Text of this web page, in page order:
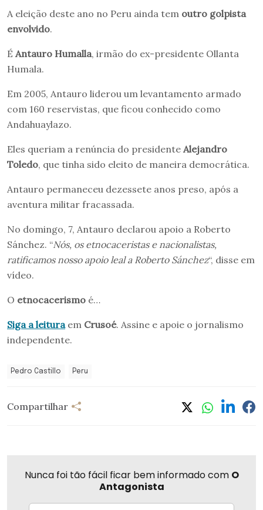
A eleição deste ano no Peru ainda tem outro golpista
envolvido.
É Antauro Humalla, irmão do ex-presidente Ollanta
Humala.
Em 2005, Antauro liderou um levantamento armado
com 160 reservistas, que ficou conhecido como
Andahuaylazo.
Eles queriam a renúncia do presidente Alejandro
Toledo, que tinha sido eleito de maneira democrática.
Antauro permaneceu dezessete anos preso, após a
aventura militar fracassada.
No domingo, 7, Antauro declarou apoio a Roberto
Sánchez. “Nós, os etnocaceristas e nacionalistas,
ratificamos nosso apoio leal a Roberto Sánchez“, disse em
vídeo.
O etnocacerismo é…
Siga a leituraem Crusoé. Assine e apoie o jornalismo
independente.
Pedro Castillo Peru
Compartilhar
Nunca foi tão fácil ficar bem informado com O
Antagonista